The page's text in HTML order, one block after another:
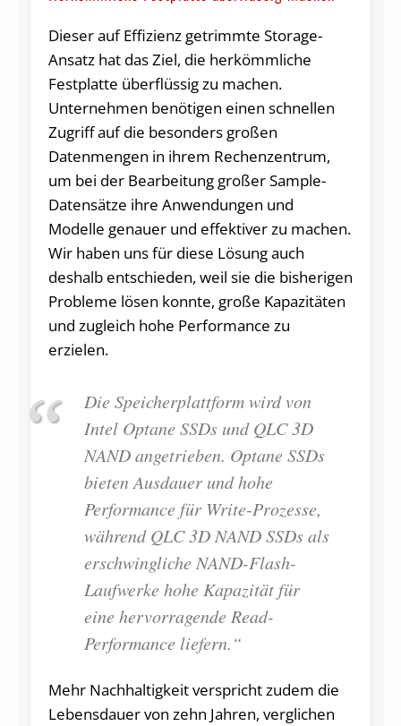
Dieser auf Effizienz getrimmte Storage-
Ansatz hat das Ziel, die herkömmliche
Festplatte überflüssig zu machen.
Unternehmen benötigen einen schnellen
Zugriff auf die besonders großen
Datenmengen in ihrem Rechenzentrum,
um bei der Bearbeitung großer Sample-
Datensätze ihre Anwendungen und
Modelle genauer und effektiver zu machen.
Wir haben uns für diese Lösung auch
deshalb entschieden, weil sie die bisherigen
Probleme lösen konnte, große Kapazitäten
und zugleich hohe Performance zu
erzielen.
Die Speicherplattform wird von
Intel Optane SSDs und QLC 3D
NAND angetrieben. Optane SSDs
bieten Ausdauer und hohe
Performance für Write-Prozesse,
während QLC 3D NAND SSDs als
erschwingliche NAND-Flash-
Laufwerke hohe Kapazität für
eine hervorragende Read-
Performance liefern.“
Mehr Nachhaltigkeit verspricht zudem die
Lebensdauer von zehn Jahren, verglichen